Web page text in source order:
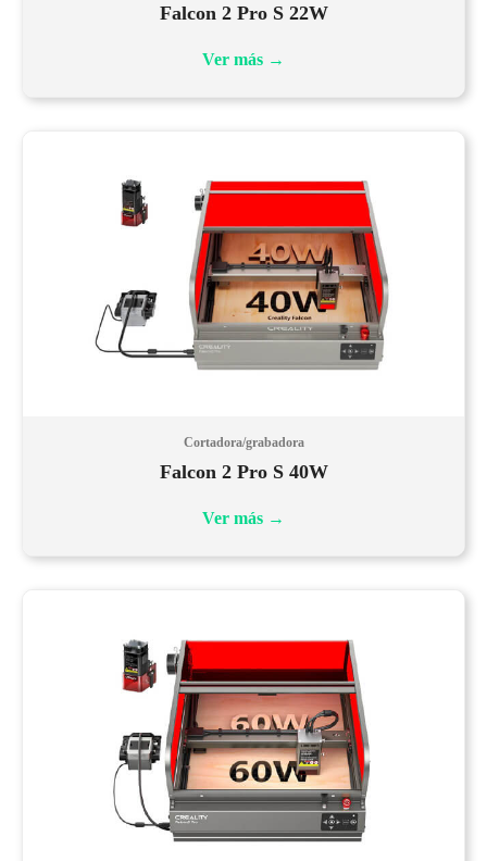
Falcon 2 Pro S 22W
Ver más →
Cortadora/grabadora
Falcon 2 Pro S 40W
Ver más →